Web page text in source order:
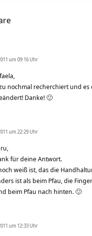
um 09:16 Uhr
nochmal recherchiert und
Danke! 🙂
um 22:29 Uhr
für deine Antwort.
weiß ist, das die
ist als beim Pfau, die
beim Pfau nach hinten. 🙂
um 12:33 Uhr